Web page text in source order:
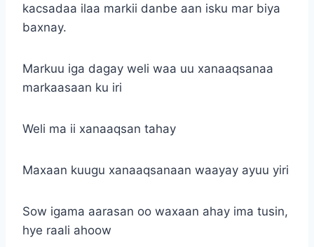
kacsadaa ilaa markii danbe aan isku mar biya
baxnay.
Markuu iga dagay weli waa uu xanaaqsanaa
markaasaan ku iri
Weli ma ii xanaaqsan tahay
Maxaan kuugu xanaaqsanaan waayay ayuu yiri
Sow igama aarasan oo waxaan ahay ima tusin,
hye raali ahoow